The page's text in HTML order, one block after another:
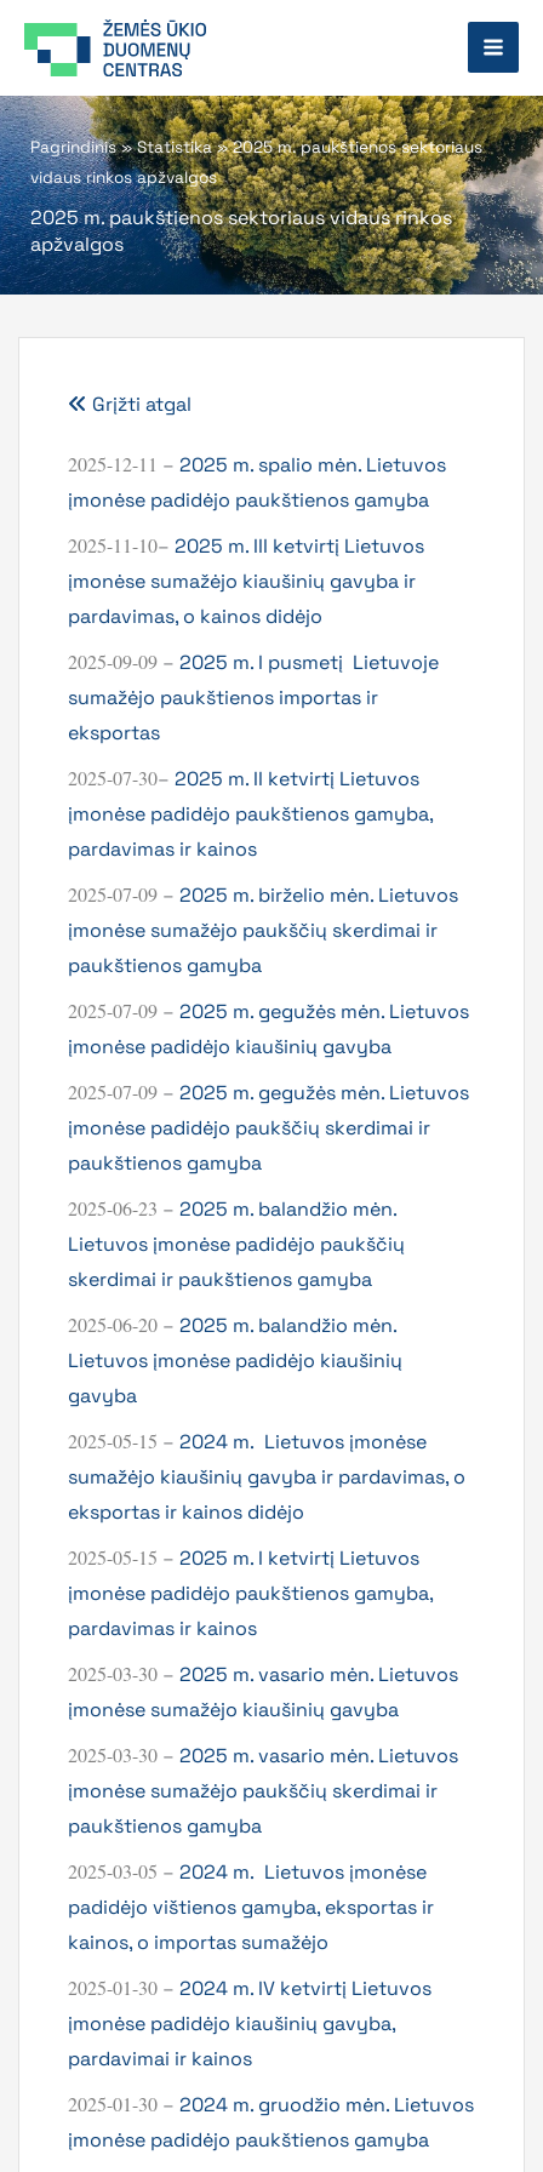
prie
Pagrindinis»Statistika»2025 m. paukštienos sektoriaus
vidaus rinkos apžvalgos
2025 m. paukštienos sektoriaus vidaus rinkos
apžvalgos
Grįžti atgal
2025-12-11 – 2025 m. spalio mėn. Lietuvos
įmonėse padidėjo paukštienos gamyba
2025-11-10– 2025 m. III ketvirtį Lietuvos
įmonėse sumažėjo kiaušinių gavyba ir
pardavimas, o kainos didėjo
2025-09-09 – 2025 m. I pusmetį Lietuvoje
sumažėjo paukštienos importas ir
eksportas
2025-07-30– 2025 m. II ketvirtį Lietuvos
įmonėse padidėjo paukštienos gamyba,
pardavimas ir kainos
2025-07-09 – 2025 m. birželio mėn. Lietuvos
įmonėse sumažėjo paukščių skerdimai ir
paukštienos gamyba
2025-07-09 – 2025 m. gegužės mėn. Lietuvos
įmonėse padidėjo kiaušinių gavyba
2025-07-09 – 2025 m. gegužės mėn. Lietuvos
įmonėse padidėjo paukščių skerdimai ir
paukštienos gamyba
2025-06-23 – 2025 m. balandžio mėn.
Lietuvos įmonėse padidėjo paukščių
skerdimai ir paukštienos gamyba
2025-06-20 – 2025 m. balandžio mėn.
Lietuvos įmonėse padidėjo kiaušinių
gavyba
2025-05-15 – 2024 m. Lietuvos įmonėse
sumažėjo kiaušinių gavyba ir pardavimas, o
eksportas ir kainos didėjo
2025-05-15 – 2025 m. I ketvirtį Lietuvos
įmonėse padidėjo paukštienos gamyba,
pardavimas ir kainos
2025-03-30 – 2025 m. vasario mėn. Lietuvos
įmonėse sumažėjo kiaušinių gavyba
2025-03-30 – 2025 m. vasario mėn. Lietuvos
įmonėse sumažėjo paukščių skerdimai ir
paukštienos gamyba
2025-03-05 – 2024 m. Lietuvos įmonėse
padidėjo vištienos gamyba, eksportas ir
kainos, o importas sumažėjo
2025-01-30 – 2024 m. IV ketvirtį Lietuvos
įmonėse padidėjo kiaušinių gavyba,
pardavimai ir kainos
2025-01-30 – 2024 m. gruodžio mėn. Lietuvos
įmonėse padidėjo paukštienos gamyba